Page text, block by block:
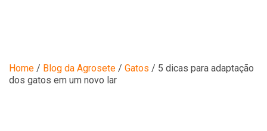
Blog
Home / Blog da Agrosete / Gatos / 5 dicas para adaptação
dos gatos em um novo lar